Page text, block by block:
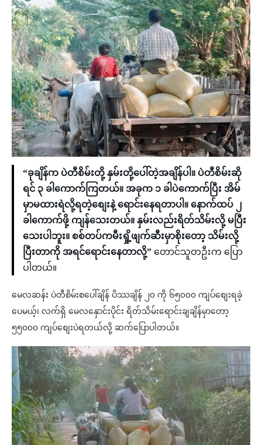
“ခုချိန်က ပဲတီစိမ်းတို့ နှမ်းတို့ပေါ်တဲ့အချိန်ပါ။ ပဲတီစိမ်းဆို
ရင် ၃ ခါကောက်ကြတယ်။ အခုက ၁ ခါပဲကောက်ပြီး အိမ်
မှာမထားရဲလို့ရတဲ့စျေးနဲ့ ရောင်းနေရတာပါ။ နောက်ထပ် ၂
ခါကောက်ဖို့ ကျန်သေးတယ်။ နှမ်းလည်းရိတ်သိမ်းလို့ မပြီး
သေးပါဘူး။ စစ်တပ်ကမီးရှို့ဖျက်ဆီးမှာစိုးတော့ သိမ်းလို့
ပြီးတာကို အရင်ရောင်းနေတာလို့” တောင်သူတဦးက ပြော
ပါတယ်။
မေလဆန်း ပဲတီစိမ်းစပေါ်ချိန် ပိဿချိန် ၂၀ ကို ၆၅၀၀၀ ကျပ်စျေးရခဲ့
ပေမယ့်၊ လက်ရှိ မေလနှောင်းပိုင်း ရိတ်သိမ်းရောင်းချချိန်မှာတော့
၅၅၀၀၀ ကျပ်စျေးပဲရတယ်လို့ ဆက်ပြောပါတယ်။